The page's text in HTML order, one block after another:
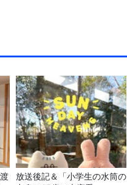
放送後記＆「小学生の水筒の